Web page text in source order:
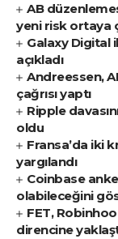
AB
yeni risk ortaya
Galaxy Digital
açıkladı
Andreessen,
çağrısı yaptı
Ripple
oldu
Fransa’da iki
yargılandı
Coinbase
olabileceğini
FET,
direncine